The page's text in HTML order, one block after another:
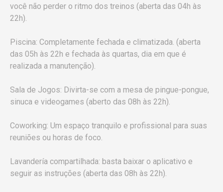
você não perder o ritmo dos treinos (aberta das 04h às
22h).
Piscina: Completamente fechada e climatizada. (aberta
das 05h às 22h e fechada às quartas, dia em que é
realizada a manutenção).
Sala de Jogos: Divirta-se com a mesa de pingue-pongue,
sinuca e videogames (aberto das 08h às 22h).
Coworking: Um espaço tranquilo e profissional para suas
reuniões ou horas de foco.
Lavandería compartilhada: basta baixar o aplicativo e
seguir as instruções (aberta das 08h às 22h).